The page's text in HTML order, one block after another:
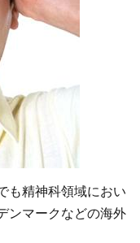
も精神科領域におい
ンマークなどの海外